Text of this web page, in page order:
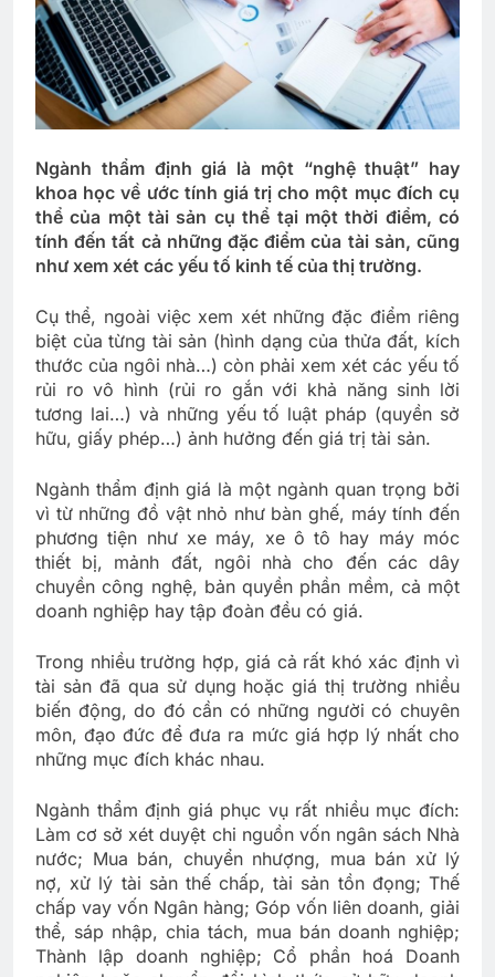
Ngành thẩm định giá là một “nghệ thuật” hay
khoa học về ước tính giá trị cho một mục đích cụ
thể của một tài sản cụ thể tại một thời điểm, có
tính đến tất cả những đặc điểm của tài sản, cũng
như xem xét các yếu tố kinh tế của thị trường.
Cụ thể, ngoài việc xem xét những đặc điểm riêng
biệt của từng tài sản (hình dạng của thửa đất, kích
thước của ngôi nhà…) còn phải xem xét các yếu tố
rủi ro vô hình (rủi ro gắn với khả năng sinh lời
tương lai…) và những yếu tố luật pháp (quyền sở
hữu, giấy phép…) ảnh hưởng đến giá trị tài sản.
Ngành thẩm định giá là một ngành quan trọng bởi
vì từ những đồ vật nhỏ như bàn ghế, máy tính đến
phương tiện như xe máy, xe ô tô hay máy móc
thiết bị, mảnh đất, ngôi nhà cho đến các dây
chuyền công nghệ, bản quyền phần mềm, cả một
doanh nghiệp hay tập đoàn đều có giá.
Trong nhiều trường hợp, giá cả rất khó xác định vì
tài sản đã qua sử dụng hoặc giá thị trường nhiều
biến động, do đó cần có những người có chuyên
môn, đạo đức để đưa ra mức giá hợp lý nhất cho
những mục đích khác nhau.
Ngành thẩm định giá phục vụ rất nhiều mục đích:
Làm cơ sở xét duyệt chi nguồn vốn ngân sách Nhà
nước; Mua bán, chuyển nhượng, mua bán xử lý
nợ, xử lý tài sản thế chấp, tài sản tồn đọng; Thế
chấp vay vốn Ngân hàng; Góp vốn liên doanh, giải
thể, sáp nhập, chia tách, mua bán doanh nghiệp;
Thành lập doanh nghiệp; Cổ phần hoá Doanh